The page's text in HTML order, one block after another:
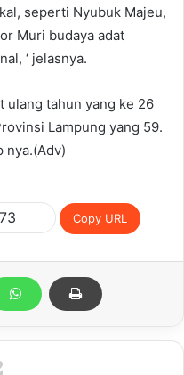
seperti Nyubuk Majeu,
Muri budaya adat
‘ jelasnya.
ulang tahun yang ke 26
Lampung yang 59.
nya.(Adv)
Copy URL